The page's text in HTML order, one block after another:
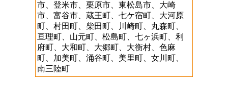
市、登米市、栗原市、東松島市、大崎
市、富谷市、蔵王町、七ケ宿町、大河原
町、村田町、柴田町、川崎町、丸森町、
亘理町、山元町、松島町、七ヶ浜町、利
府町、大和町、大郷町、大衡村、色麻
町、加美町、涌谷町、美里町、女川町、
南三陸町